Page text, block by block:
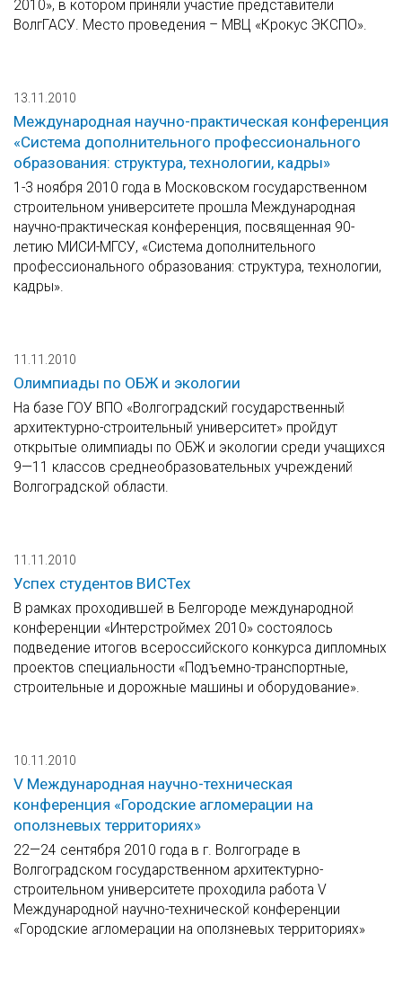
2010», в котором приняли участие представители
ВолгГАСУ. Место проведения – МВЦ «Крокус ЭКСПО».
13.11.2010
Международная научно-практическая конференция
«Система дополнительного профессионального
образования: структура, технологии, кадры»
1-3 ноября 2010 года в Московском государственном
строительном университете прошла Международная
научно-практическая конференция, посвященная 90-
летию МИСИ-МГСУ, «Система дополнительного
профессионального образования: структура, технологии,
кадры».
11.11.2010
Олимпиады по ОБЖ и экологии
На базе ГОУ ВПО «Волгоградский государственный
архитектурно-строительный университет» пройдут
открытые олимпиады по ОБЖ и экологии среди учащихся
9—11 классов среднеобразовательных учреждений
Волгоградской области.
11.11.2010
Успех студентов ВИСТех
В рамках проходившей в Белгороде международной
конференции «Интерстроймех 2010» состоялось
подведение итогов всероссийского конкурса дипломных
проектов специальности «Подъемно-транспортные,
строительные и дорожные машины и оборудование».
10.11.2010
V Международная научно-техническая
конференция «Городские агломерации на
оползневых территориях»
22—24 сентября 2010 года в г. Волгограде в
Волгоградском государственном архитектурно-
строительном университете проходила работа V
Международной научно-технической конференции
«Городские агломерации на оползневых территориях»